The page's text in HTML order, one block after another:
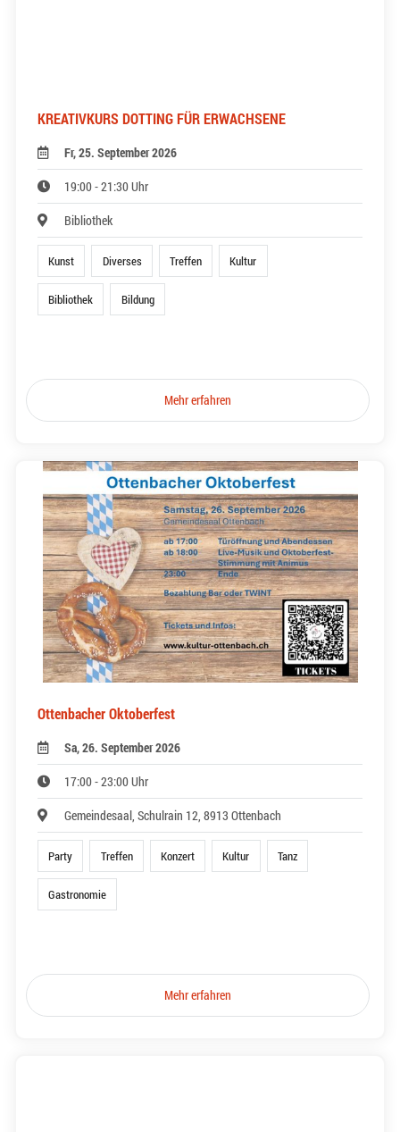
KREATIVKURS DOTTING FÜR ERWACHSENE
Fr, 25. September 2026
19:00 - 21:30 Uhr
Bibliothek
Kunst Diverses Treffen Kultur
Bibliothek Bildung
Mehr erfahren
Ottenbacher Oktoberfest
Sa, 26. September 2026
17:00 - 23:00 Uhr
Gemeindesaal, Schulrain 12, 8913 Ottenbach
Party Treffen Konzert Kultur Tanz
Gastronomie
Mehr erfahren